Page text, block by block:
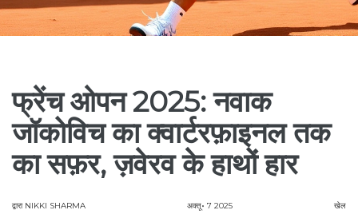
फ्रेंच ओपन 2025: नवाक
जॉकोविच का क्वार्टरफ़ाइनल तक
का सफ़र, ज़वेरव के हाथों हार
द्वारा NIKKI SHARMA अक्तू॰ 7 2025 खेल